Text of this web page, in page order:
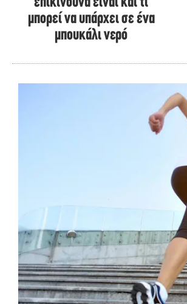
μπορεί να υπάρχει σε ένα
μπουκάλι νερό